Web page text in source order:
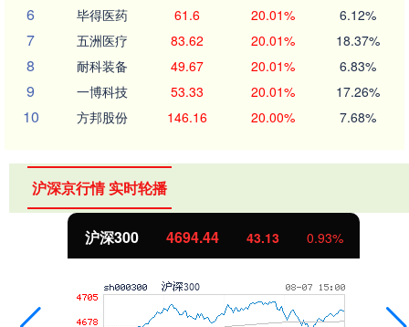
6 毕得医药 61.6 20.01% 6.12%
7 五洲医疗 83.62 20.01% 18.37%
8 耐科装备 49.67 20.01% 6.83%
9 一博科技 53.33 20.01% 17.26%
10 方邦股份 146.16 20.00% 7.68%
沪深京行情 实时轮播
沪深300 4694.44 43.13 0.93%